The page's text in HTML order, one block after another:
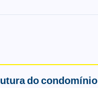
do condomínio